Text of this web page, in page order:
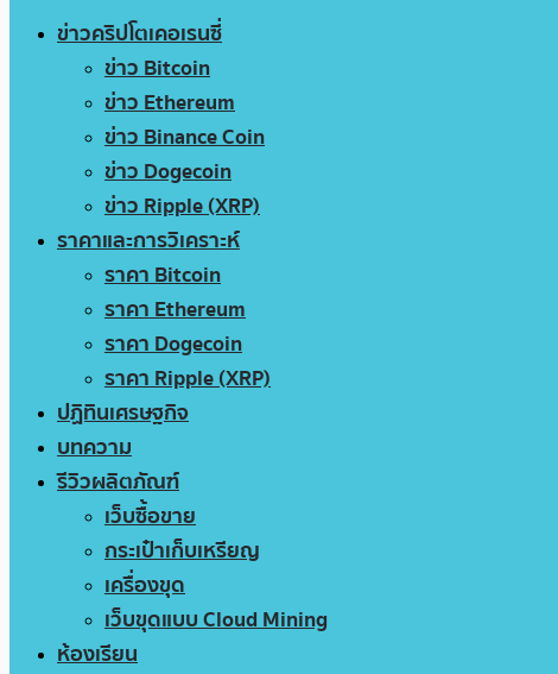
ข่าวคริปโตเคอเรนซี่
ข่าว Bitcoin
ข่าว Ethereum
ข่าว Binance Coin
ข่าว Dogecoin
ข่าว Ripple (XRP)
ราคาและการวิเคราะห์
ราคา Bitcoin
ราคา Ethereum
ราคา Dogecoin
ราคา Ripple (XRP)
ปฏิทินเศรษฐกิจ
บทความ
รีวิวผลิตภัณฑ์
เว็บซื้อขาย
กระเป๋าเก็บเหรียญ
เครื่องขุด
เว็บขุดแบบ Cloud Mining
ห้องเรียน